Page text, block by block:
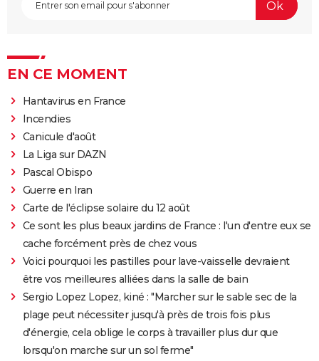
EN CE MOMENT
Hantavirus en France
Incendies
Canicule d'août
La Liga sur DAZN
Pascal Obispo
Guerre en Iran
Carte de l'éclipse solaire du 12 août
Ce sont les plus beaux jardins de France : l'un d'entre eux se
cache forcément près de chez vous
Voici pourquoi les pastilles pour lave-vaisselle devraient
être vos meilleures alliées dans la salle de bain
Sergio Lopez Lopez, kiné : "Marcher sur le sable sec de la
plage peut nécessiter jusqu'à près de trois fois plus
d'énergie, cela oblige le corps à travailler plus dur que
lorsqu'on marche sur un sol ferme"